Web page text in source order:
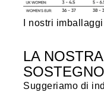
I nostri
LA
SOSTEGNO
Suggeriamo di